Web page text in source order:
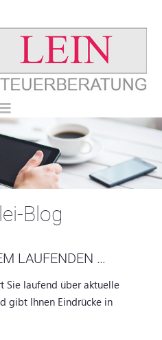
Blog
LAUFENDEN …
Sie laufend über aktuelle
gibt Ihnen Eindrücke in